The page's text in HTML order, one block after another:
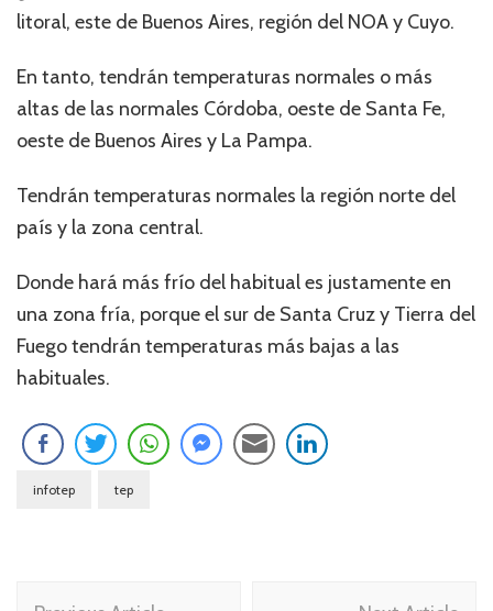
litoral, este de Buenos Aires, región del NOA y Cuyo.
En tanto, tendrán temperaturas normales o más
altas de las normales Córdoba, oeste de Santa Fe,
oeste de Buenos Aires y La Pampa.
Tendrán temperaturas normales la región norte del
país y la zona central.
Donde hará más frío del habitual es justamente en
una zona fría, porque el sur de Santa Cruz y Tierra del
Fuego tendrán temperaturas más bajas a las
habituales.
infotep tep
Navegación